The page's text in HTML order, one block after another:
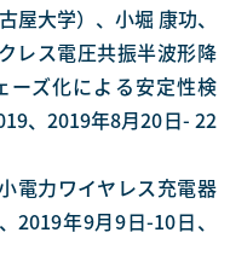
大学）、小堀 康功、
レス電圧共振半波形降
ーズ化による安定性検
、2019年8月20日- 22
電力ワイヤレス充電器
2019年9月9日-10日、